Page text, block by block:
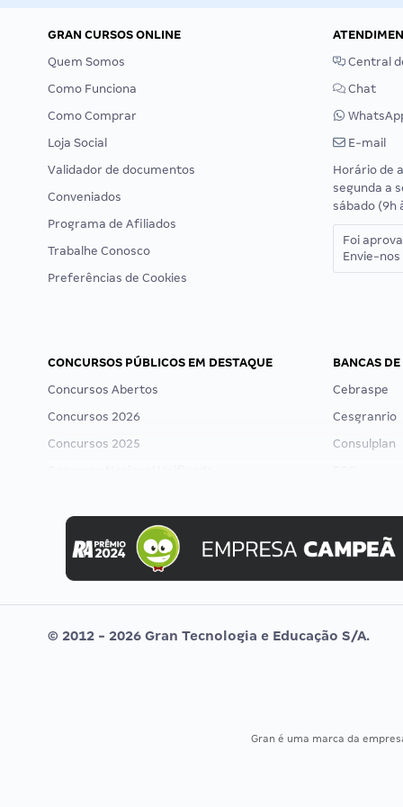
GRAN CURSOS ONLINE
Quem Somos
Como Funciona
Como Comprar
Loja Social
Validador de documentos
Conveniados
Programa de Afiliados
Trabalhe Conosco
Preferências de Cookies
Central
Chat
E-mail
Horário de
segunda a
sábado (9h
Foi
Envie-
CONCURSOS PÚBLICOS EM DESTAQUE
Concursos Abertos
Concursos 2026
Concursos 2025
Concurso MPU
Editais publicados
BANCAS
Cebraspe
Cesgranrio
Consulplan
Selecon
Uniase
Vunesp
© 2012 - 2026 Gran Tecnologia e Educação S/A.
Gran é uma marca da